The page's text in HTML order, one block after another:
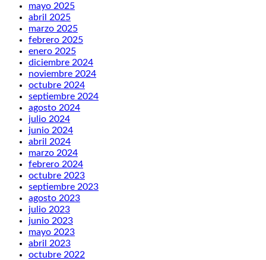
mayo 2025
abril 2025
marzo 2025
febrero 2025
enero 2025
diciembre 2024
noviembre 2024
octubre 2024
septiembre 2024
agosto 2024
julio 2024
junio 2024
abril 2024
marzo 2024
febrero 2024
octubre 2023
septiembre 2023
agosto 2023
julio 2023
junio 2023
mayo 2023
abril 2023
octubre 2022